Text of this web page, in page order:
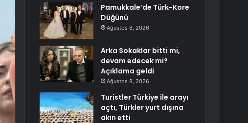
Pamukkale’de Türk-Kore
Düğünü
Ağustos 8, 2026
Arka Sokaklar bitti mi,
devam edecek mi?
Açıklama geldi
Ağustos 8, 2026
Turistler Türkiye ile arayı
açtı, Türkler yurt dışına
akın etti